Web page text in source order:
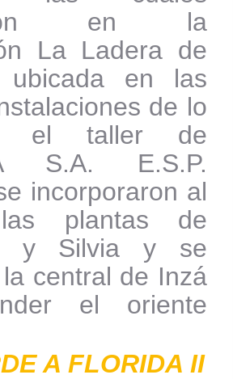
en la
La Ladera de
ubicada en las
de lo
el taller de
S.A. E.S.P.
incorporaron al
plantas de
y Silvia y se
central de Inzá
el oriente
A FLORIDA II